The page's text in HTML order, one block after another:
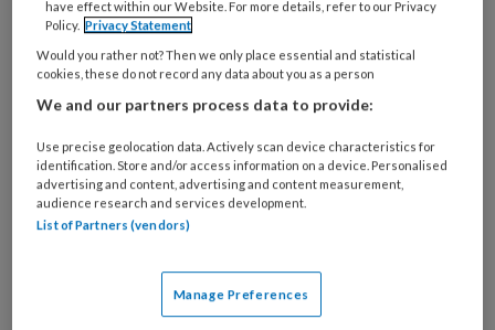
onderlinge relaties (interacties)
zichtbaar. Deze drie dimensies vormen
onderdelen van ons 'menszijn'. Ze
kunnen een factor zijn bij het ontstaan
en in stand houden van problemen.
Met beelden kan jouw cliënt dingen
PREMIUM
have effect within our Website. For more details, refer to our Privacy
Policy. Privacy Statement
Would you rather not? Then we only place essential and statistical
cookies, these do not record any data about you as a person
We and our partners process data to provide:
Use precise geolocation data. Actively scan device characteristics for
identification. Store and/or access information on a device. Personalised
advertising and content, advertising and content measurement,
audience research and services development.
List of Partners (vendors)
Manage Preferences